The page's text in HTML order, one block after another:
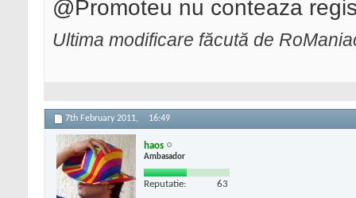
@Promoteu nu conteaza
Ultima modificare făcută de
7th February 2011, 16:49
haos
Ambasador
Reputatie: 63